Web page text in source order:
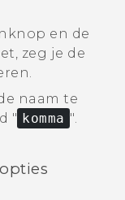
en de
zeg je de
naam te
"‍ komma "‍.